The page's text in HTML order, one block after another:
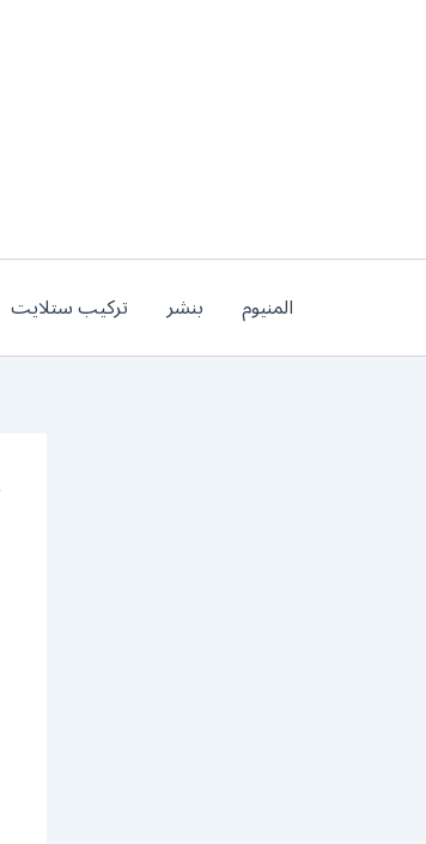
المنيوم بنشر تركيب ستلايت